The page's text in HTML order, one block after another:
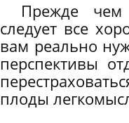
Прежде
следует все
вам реально
перспективы
плоды